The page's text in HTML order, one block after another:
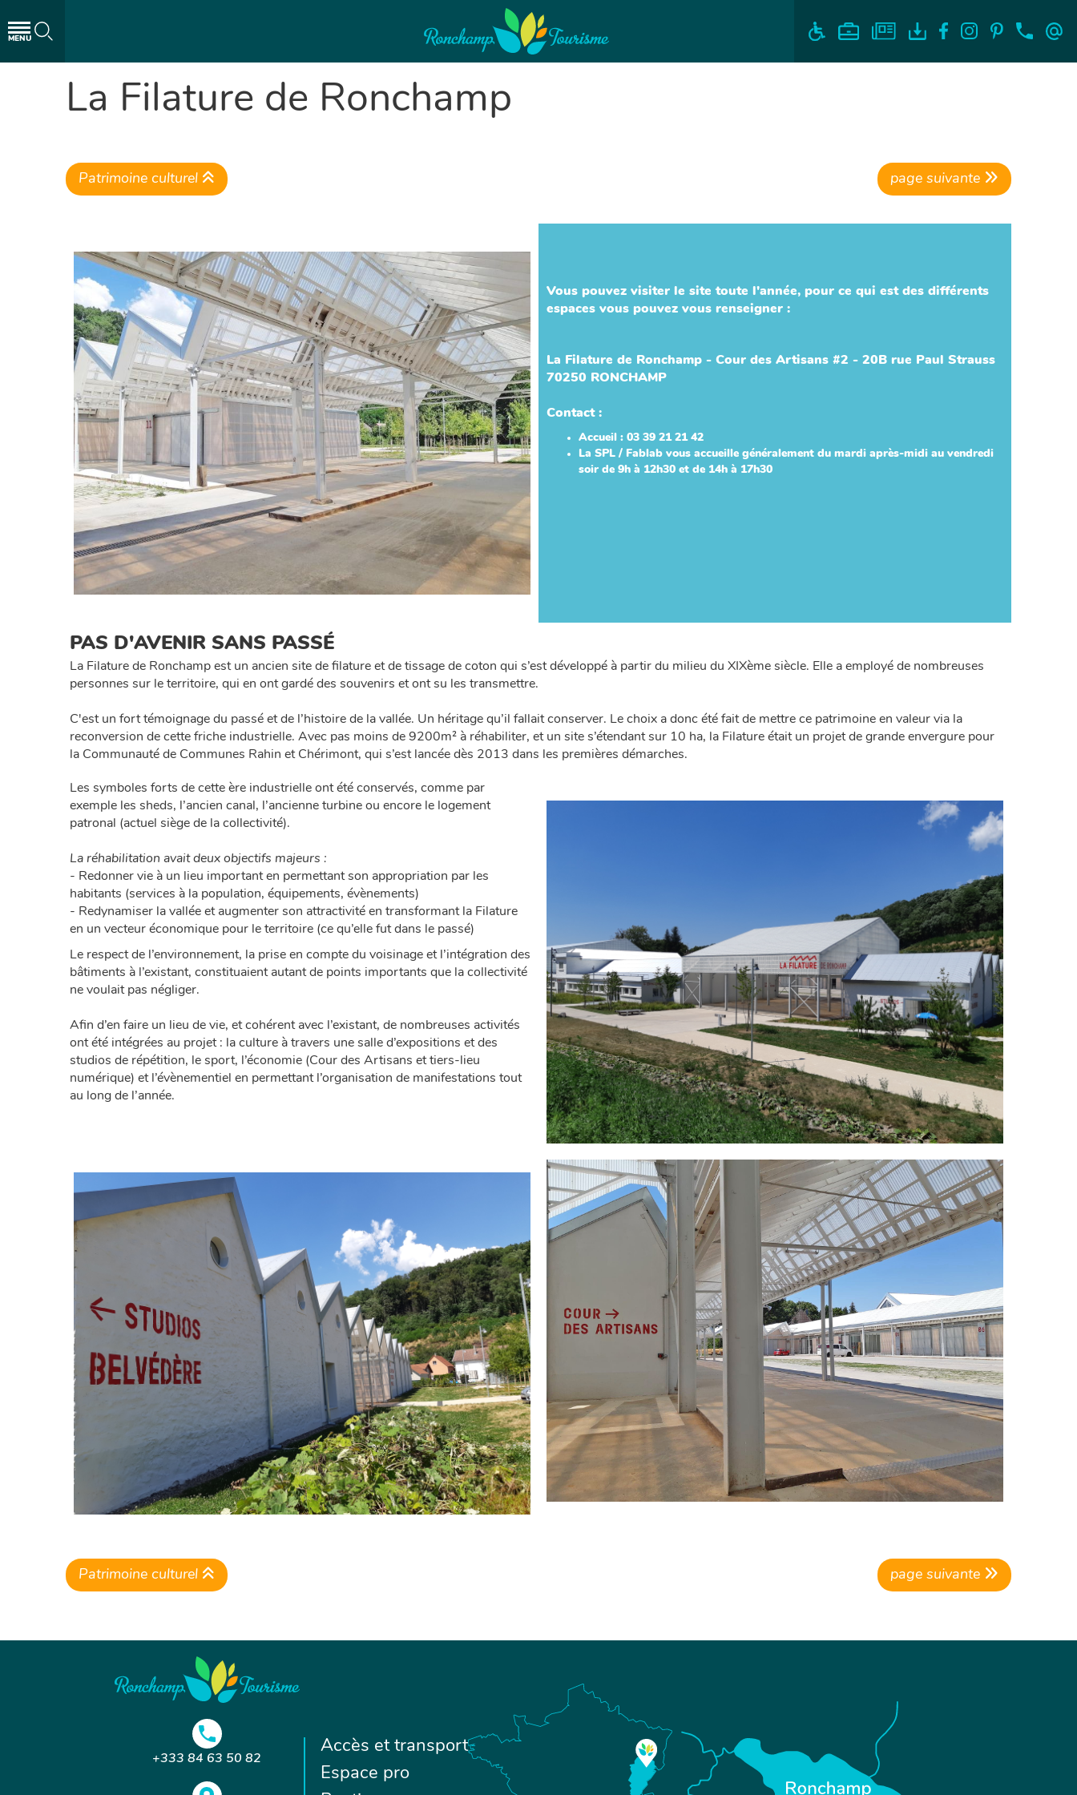
MENU
Patrimoine culturel page suivante
La Filature de Ronchamp
Vous pouvez visiter le site toute l'année, pour ce qui est des différents
espaces vous pouvez vous renseigner :
La Filature de Ronchamp - Cour des Artisans #2 - 20B rue Paul Strauss
70250 RONCHAMP
Contact :
Accueil : 03 39 21 21 42
La SPL / Fablab vous accueille généralement du mardi après-midi au vendredi
soir de 9h à 12h30 et de 14h à 17h30
PAS D'AVENIR SANS PASSÉ
La Filature de Ronchamp est un ancien site de filature et de tissage de coton qui s’est développé à partir du milieu du XIXème siècle. Elle a employé de nombreuses
personnes sur le territoire, qui en ont gardé des souvenirs et ont su les transmettre.
C'est un fort témoignage du passé et de l’histoire de la vallée. Un héritage qu’il fallait conserver. Le choix a donc été fait de mettre ce patrimoine en valeur via la
reconversion de cette friche industrielle. Avec pas moins de 9200m² à réhabiliter, et un site s’étendant sur 10 ha, la Filature était un projet de grande envergure pour
la Communauté de Communes Rahin et Chérimont, qui s’est lancée dès 2013 dans les premières démarches.
Les symboles forts de cette ère industrielle ont été conservés, comme par
exemple les sheds, l’ancien canal, l’ancienne turbine ou encore le logement
patronal (actuel siège de la collectivité).
La réhabilitation avait deux objectifs majeurs :
- Redonner vie à un lieu important en permettant son appropriation par les
habitants (services à la population, équipements, évènements)
- Redynamiser la vallée et augmenter son attractivité en transformant la Filature
en un vecteur économique pour le territoire (ce qu’elle fut dans le passé)
Le respect de l’environnement, la prise en compte du voisinage et l’intégration des
bâtiments à l’existant, constituaient autant de points importants que la collectivité
ne voulait pas négliger.
Afin d’en faire un lieu de vie, et cohérent avec l’existant, de nombreuses activités
ont été intégrées au projet : la culture à travers une salle d’expositions et des
studios de répétition, le sport, l’économie (Cour des Artisans et tiers-lieu
numérique) et l’évènementiel en permettant l’organisation de manifestations tout
au long de l’année.
Patrimoine culturel page suivante
+333 84 63 50 82
Accès et transport
Espace pro